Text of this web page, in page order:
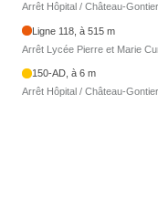
Arrêt Hôpital / Château-
Ligne 118, à 515 m
Arrêt Lycée Pierre et Marie
150-AD, à 6 m
Arrêt Hôpital / Château-